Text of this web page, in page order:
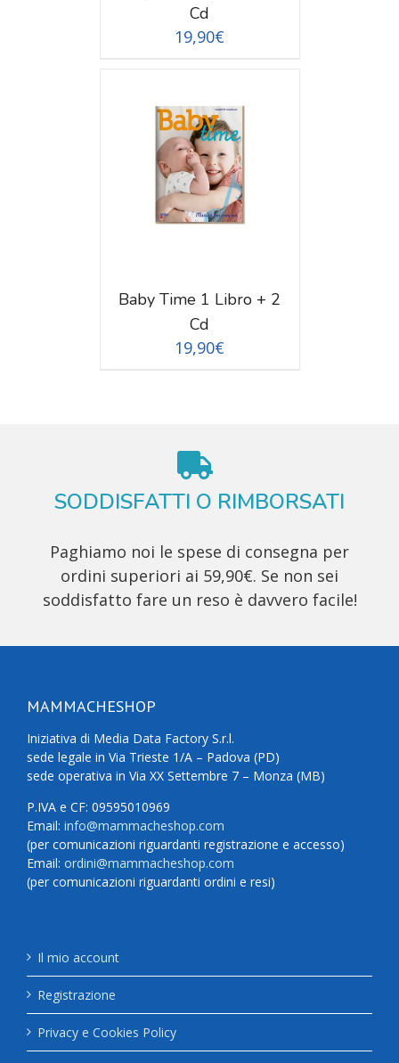
Cd
19,90€
Baby Time 1 Libro + 2
Cd
19,90€
SODDISFATTI O RIMBORSATI
Paghiamo noi le spese di consegna per
ordini superiori ai 59,90€. Se non sei
soddisfatto fare un reso è davvero facile!
MAMMACHESHOP
Iniziativa di Media Data Factory S.r.l.
sede legale in Via Trieste 1/A – Padova (PD)
sede operativa in Via XX Settembre 7 – Monza (MB)
P.IVA e CF: 09595010969
Email: info@mammacheshop.com
(per comunicazioni riguardanti registrazione e accesso)
Email: ordini@mammacheshop.com
(per comunicazioni riguardanti ordini e resi)
Il mio account
Registrazione
Privacy e Cookies Policy